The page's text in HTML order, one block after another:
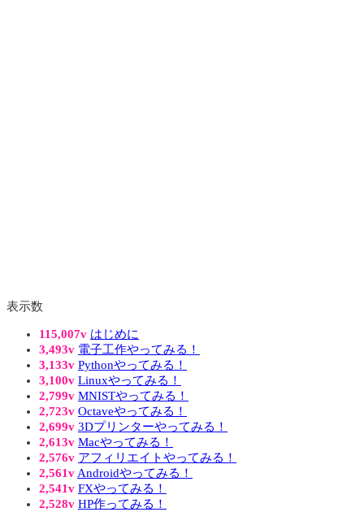
表示数
115,007v はじめに
3,493v 電子工作やってみる！
3,133v Pythonやってみる！
3,100v Linuxやってみる！
2,799v MNISTやってみる！
2,723v Octaveやってみる！
2,699v 3Dプリンターやってみる！
2,613v Macやってみる！
2,576v アフィリエイトやってみる！
2,561v Androidやってみる！
2,541v FXやってみる！
2,528v HP作ってみる！